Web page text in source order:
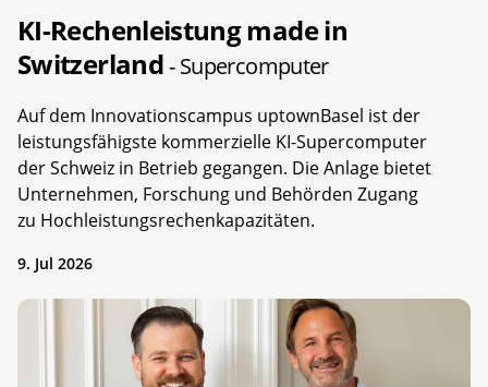
KI-Rechenleistung made in
Switzerland- Supercomputer
Auf dem Innovationscampus uptownBasel ist der
leistungsfähigste kommerzielle KI-Supercomputer
der Schweiz in Betrieb gegangen. Die Anlage bietet
Unternehmen, Forschung und Behörden Zugang
zu Hochleistungsrechenkapazitäten.
9. Jul 2026